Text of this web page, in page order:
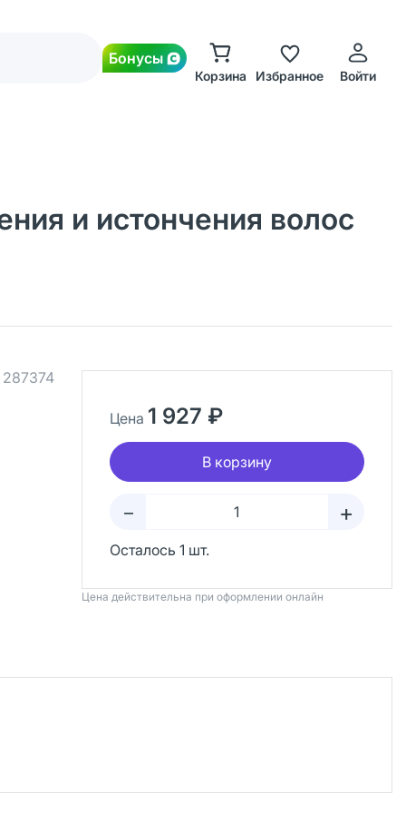
Бонусы
Корзина Избранное Войти
и истончения волос
287374
Цена 1 927 ₽
В корзину
– +
Осталось 1 шт.
Цена действительна при оформлении онлайн